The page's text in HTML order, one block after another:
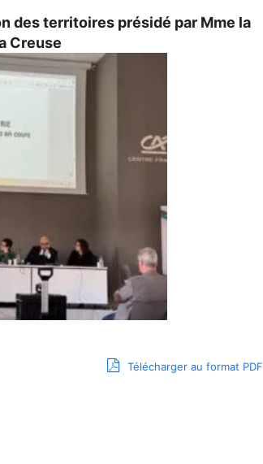
des territoires présidé par Mme la
Creuse
Télécharger au format PDF